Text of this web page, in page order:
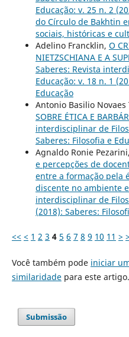
Educação: v. 25 n. 2
do Círculo de Bakhtin
sociais, históricas e
Adelino Francklin, O
NIETZSCHIANA E A
Saberes: Revista
Educação: v. 18 n. 1
Educação
Antonio Basilio
SOBRE ÉTICA E
interdisciplinar de
Saberes: Filosofia e
Agnaldo Ronie Pezarini,
e percepções de
entre a formação pela
discente no ambiente
interdisciplinar de
(2018): Saberes:
<< < 1 2 3 4 5 6 7 8 9 10 11 >
Você também pode iniciar
similaridadepara este artigo.
Submissão